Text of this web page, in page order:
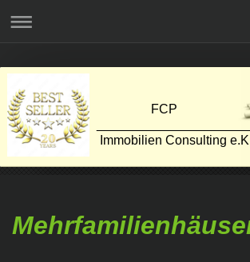
FCP
Immobilien Consulting